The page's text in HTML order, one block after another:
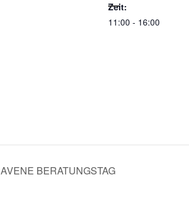
Zeit:
11:00 - 16:00
AVENE BERATUNGSTAG